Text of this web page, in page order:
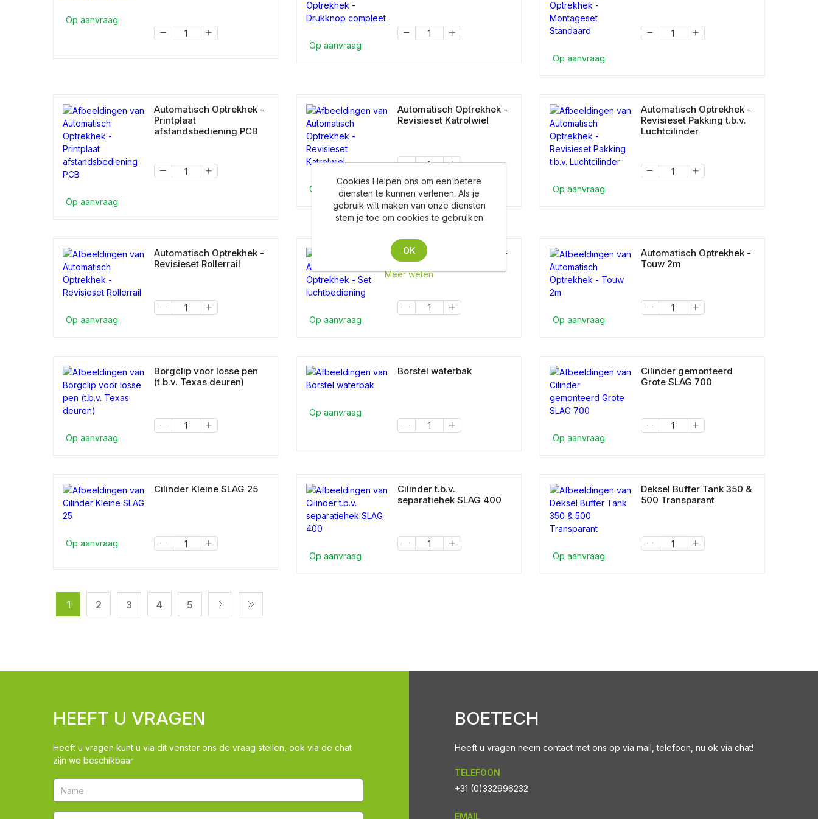
Op aanvraag
Op aanvraag
Op aanvraag
Op aanvraag
Automatisch Optrekhek -
Printplaat
afstandsbediening PCB
Op aanvraag
Automatisch Optrekhek -
Revisieset Katrolwiel
Op aanvraag
Automatisch Optrekhek -
Revisieset Pakking t.b.v.
Luchtcilinder
Op aanvraag
Automatisch Optrekhek -
Revisieset Rollerrail
Op aanvraag
Automatisch Optrekhek -
Set luchtbediening
Op aanvraag
Automatisch Optrekhek -
Touw 2m
Op aanvraag
Borgclip voor losse pen
(t.b.v. Texas deuren)
Op aanvraag
Borstel waterbak
Op aanvraag
Cilinder gemonteerd
Grote SLAG 700
Op aanvraag
Cilinder Kleine SLAG 25
Op aanvraag
Cilinder t.b.v.
separatiehek SLAG 400
Op aanvraag
Deksel Buffer Tank 350 &
500 Transparant
1 2 3 4 5
HEEFT U VRAGEN
Heeft u vragen kunt u via dit venster ons de vraag stellen, ook via de chat
zijn we beschikbaar
BOETECH
Heeft u vragen neem contact met ons op via mail, telefoon, nu ok via chat!
TELEFOON
+31 (0)332996232
EMAIL
Cookies Helpen ons om een betere
diensten te kunnen verlenen. Als je
gebruik wilt maken van onze diensten
stem je toe om cookies te gebruiken
OK
Meer weten